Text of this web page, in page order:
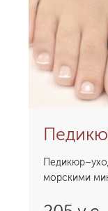
морскими